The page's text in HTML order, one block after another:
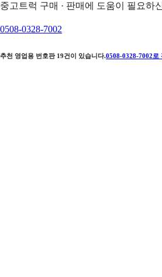
중고트럭 구매 · 판매에 도움이 필요하
0508-0328-7002
추천 영업용 번호판 19건이 있습니다.0508-0328-7002 로